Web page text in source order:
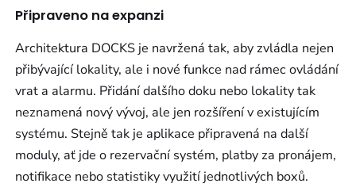
Připraveno na expanzi
Architektura DOCKS je navržená tak, aby zvládla nejen
přibývající lokality, ale i nové funkce nad rámec ovládání
vrat a alarmu. Přidání dalšího doku nebo lokality tak
neznamená nový vývoj, ale jen rozšíření v existujícím
systému. Stejně tak je aplikace připravená na další
moduly, ať jde o rezervační systém, platby za pronájem,
notifikace nebo statistiky využití jednotlivých boxů.